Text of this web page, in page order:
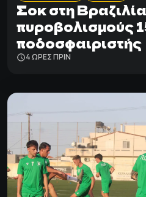
Σοκ στη
πυροβολισμούς
ποδοσφαιριστής
4 ΩΡΕΣ ΠΡΙΝ